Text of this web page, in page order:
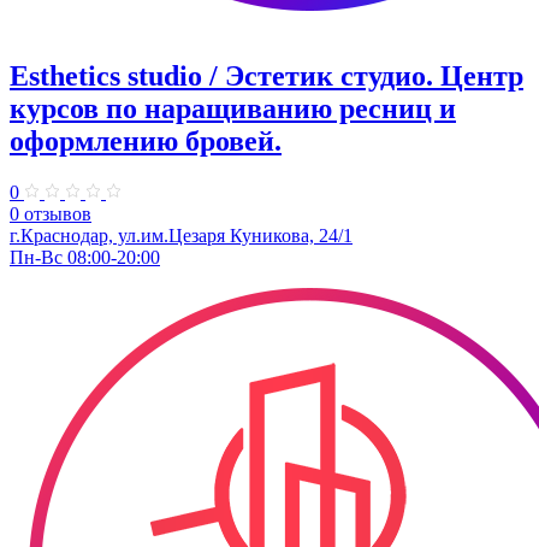
Esthetics studio / Эстетик студио. ​Центр
курсов по наращиванию ресниц и
оформлению бровей.
0
0 отзывов
г.Краснодар, ул.​им.Цезаря Куникова, 24/1
Пн-Вс 08:00-20:00